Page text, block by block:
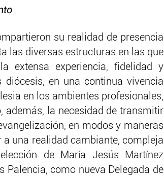
su realidad de presencia
las diversas estructuras en las que
extensa experiencia, fidelidad y
en una continua vivencia
en los ambientes profesionales,
además, la necesidad de transmitir
en modos y maneras
una realidad cambiante, compleja
de María Jesús Martínez
Palencia, como nueva Delegada de